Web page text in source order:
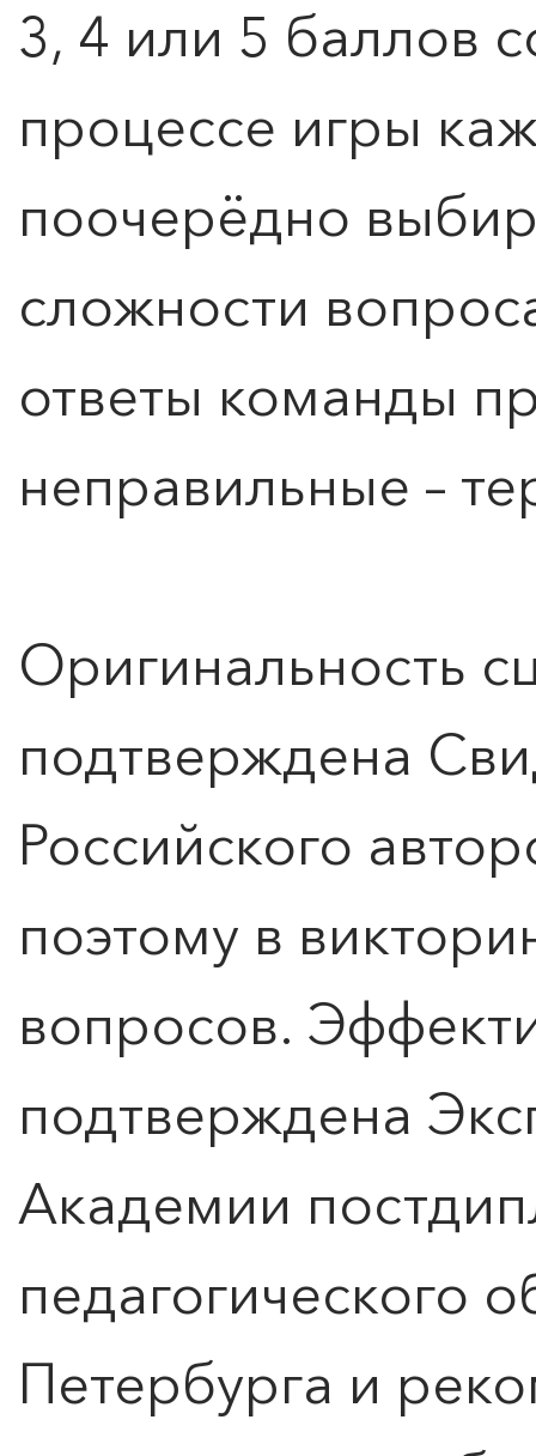
3, 4 или 5 баллов
процессе игры
поочерёдно
сложности
ответы команды
неправильные –
Оригинальность
подтверждена
Российского
поэтому в
вопросов.
подтверждена
Академии
педагогического
Петербурга и